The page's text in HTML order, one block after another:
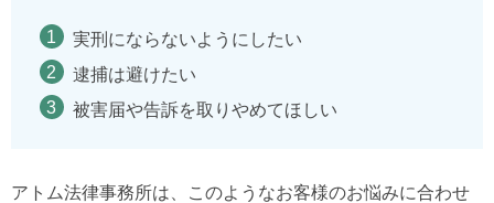
実刑にならないようにしたい
逮捕は避けたい
被害届や告訴を取りやめてほしい
アトム法律事務所は、このようなお客様のお悩みに合わせ